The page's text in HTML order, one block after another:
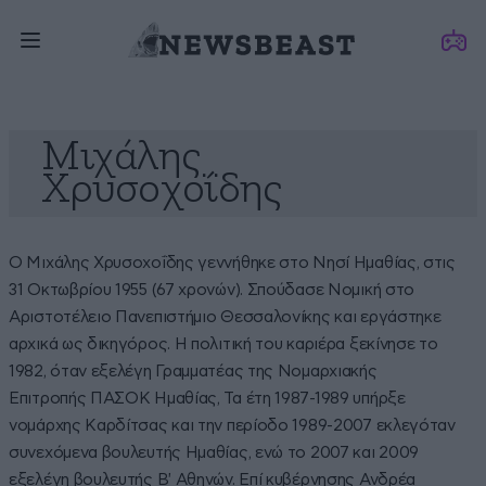
Μιχάλης
Χρυσοχοΐδης
Ο Μιχάλης Χρυσοχοΐδης γεννήθηκε στο Νησί Ημαθίας, στις
31 Οκτωβρίου 1955 (67 χρονών). Σπούδασε Νομική στο
Αριστοτέλειο Πανεπιστήμιο Θεσσαλονίκης και εργάστηκε
αρχικά ως δικηγόρος. Η πολιτική του καριέρα ξεκίνησε το
1982, όταν εξελέγη Γραμματέας της Νομαρχιακής
Επιτροπής ΠΑΣΟΚ Ημαθίας, Τα έτη 1987-1989 υπήρξε
νομάρχης Καρδίτσας και την περίοδο 1989-2007 εκλεγόταν
συνεχόμενα βουλευτής Ημαθίας, ενώ το 2007 και 2009
εξελέγη βουλευτής Β' Αθηνών. Επί κυβέρνησης Ανδρέα